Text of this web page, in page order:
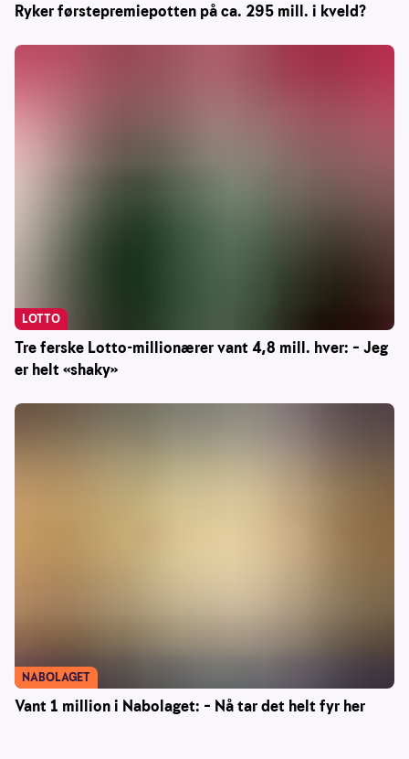
Ryker førstepremiepotten på ca. 295 mill. i kveld?
Tre ferske Lotto-millionærer vant 4,8 mill. hver: – Jeg
er helt «shaky»
LOTTO
Vant 1 million i Nabolaget: – Nå tar det helt fyr her
NABOLAGET